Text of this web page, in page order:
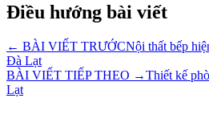
Điều hướng bài viết
← BÀI VIẾT TRƯỚCNội thất bếp
Đà Lạt
BÀI VIẾT TIẾP THEO →Thiết kế
Lạt